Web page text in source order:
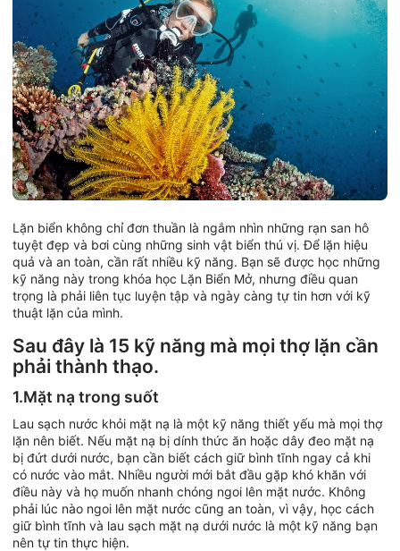
Lặn biển không chỉ đơn thuần là ngắm nhìn những rạn san hô
tuyệt đẹp và bơi cùng những sinh vật biển thú vị. Để lặn hiệu
quả và an toàn, cần rất nhiều kỹ năng. Bạn sẽ được học những
kỹ năng này trong khóa học Lặn Biển Mở, nhưng điều quan
trọng là phải liên tục luyện tập và ngày càng tự tin hơn với kỹ
thuật lặn của mình.
Sau đây là 15 kỹ năng mà mọi thợ lặn cần
phải thành thạo.
1.Mặt nạ trong suốt
Lau sạch nước khỏi mặt nạ là một kỹ năng thiết yếu mà mọi thợ
lặn nên biết. Nếu mặt nạ bị dính thức ăn hoặc dây đeo mặt nạ
bị đứt dưới nước, bạn cần biết cách giữ bình tĩnh ngay cả khi
có nước vào mắt. Nhiều người mới bắt đầu gặp khó khăn với
điều này và họ muốn nhanh chóng ngoi lên mặt nước. Không
phải lúc nào ngoi lên mặt nước cũng an toàn, vì vậy, học cách
giữ bình tĩnh và lau sạch mặt nạ dưới nước là một kỹ năng bạn
nên tự tin thực hiện.